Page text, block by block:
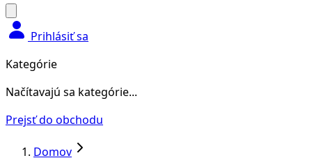
Prihlásiť sa
Kategórie
Načítavajú sa kategórie...
Prejsť do obchodu
Domov